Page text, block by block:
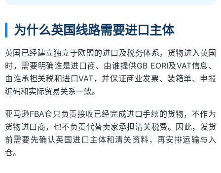
为什么英国线路需要进口主体
英国已经建立独立于欧盟的进口及税务体系。货物进入英国
时，需要明确谁是进口商、由谁提供GB EORI及VAT信息、
由谁承担关税和进口VAT，并保证商业发票、装箱单、申报
编码和实际贸易关系一致。
亚马逊FBA仓只负责接收已经完成进口手续的货物，不作为
货物进口商，也不负责代替卖家承担清关税费。因此，发货
前需要先确认英国进口主体和清关资料，再安排运输与入
仓。